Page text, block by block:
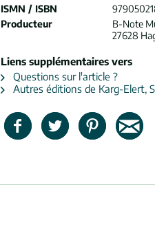
ISMN / ISBN
Producteur
B-Note
27628
Liens supplémentaires vers
Questions sur l'article ?
Autres éditions de Karg-Elert,